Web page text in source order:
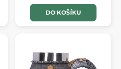
DO KOŠÍKU